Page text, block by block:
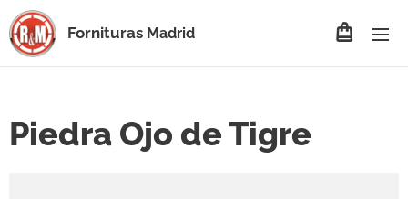
Fornituras Madrid
Piedra Ojo de Tigre